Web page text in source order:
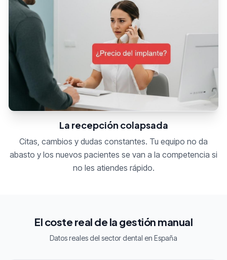
La recepción colapsada
Citas, cambios y dudas constantes. Tu equipo no da
abasto y los nuevos pacientes se van a la competencia si
no les atiendes rápido.
El coste real de la gestión manual
Datos reales del sector dental en España